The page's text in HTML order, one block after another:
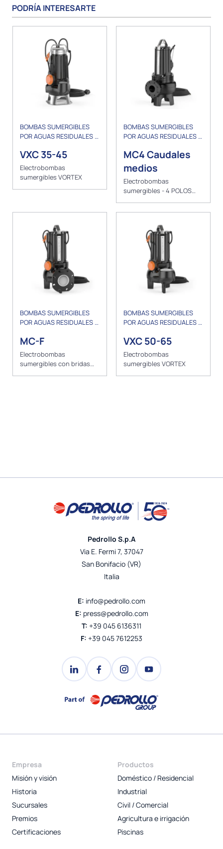
PODRÍA INTERESARTE
BOMBAS SUMERGIBLES
POR AGUAS RESIDUALES Y
VXC 35-45
Electrobombas
sumergibles VORTEX
BOMBAS SUMERGIBLES
POR AGUAS RESIDUALES Y
MC4 Caudales
medios
Electrobombas
sumergibles - 4 POLOS
BOMBAS SUMERGIBLES
POR AGUAS RESIDUALES Y
MC-F
Electrobombas
sumergibles con bridas
BOMBAS SUMERGIBLES
POR AGUAS RESIDUALES Y
VXC 50-65
Electrobombas
sumergibles VORTEX
Pedrollo S.p.A
Via E. Fermi 7, 37047
San Bonifacio (VR)
Italia
E: info@pedrollo.com
E: press@pedrollo.com
T: +39 045 6136311
F: +39 045 7612253
Empresa
Misión y visión
Historia
Sucursales
Premios
Certificaciones
Productos
Doméstico / Residencial
Industrial
Civil / Comercial
Agricultura e irrigación
Piscinas